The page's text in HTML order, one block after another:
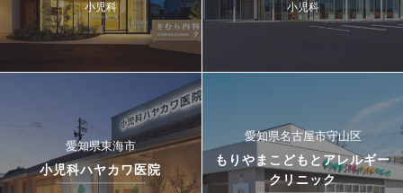
小児科
小児科
愛知県東海市
小児科ハヤカワ医院
愛知県名古屋市守山区
もりやまこどもとアレルギー
クリニック